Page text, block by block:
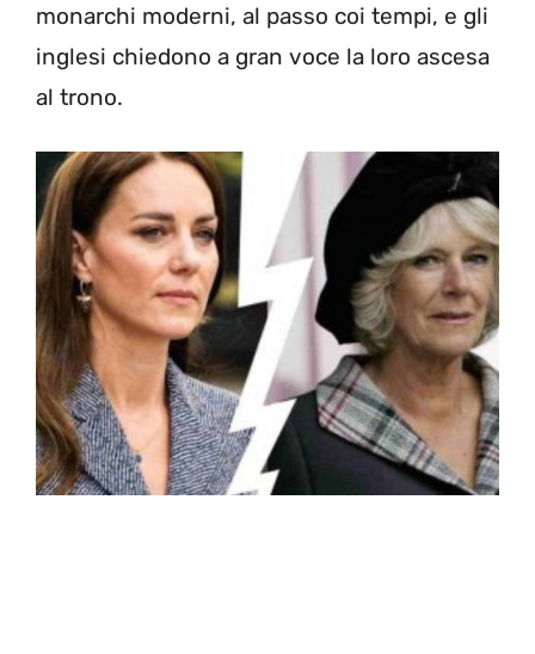
monarchi moderni, al passo coi tempi, e gli
inglesi chiedono a gran voce la loro ascesa
al trono.